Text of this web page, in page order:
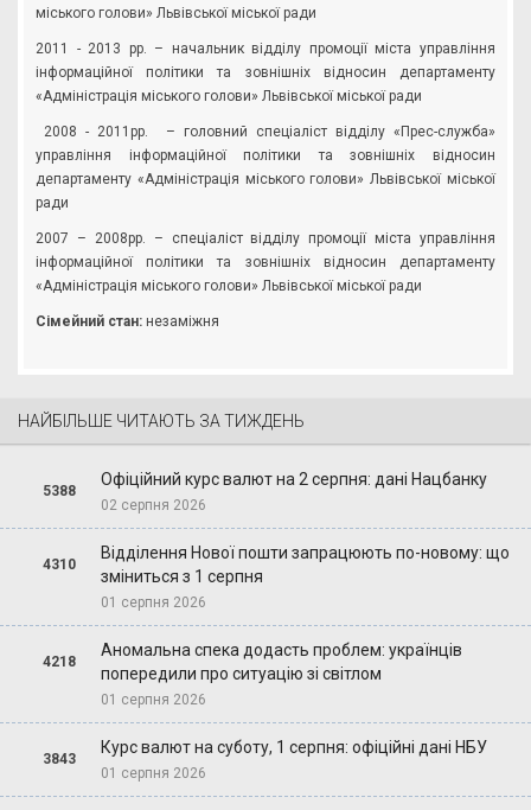
міського голови» Львівської міської ради
2011 - 2013 рр. – начальник відділу промоції міста управління
інформаційної політики та зовнішніх відносин департаменту
«Адміністрація міського голови» Львівської міської ради
2008 - 2011рр. – головний спеціаліст відділу «Прес-служба»
управління інформаційної політики та зовнішніх відносин
департаменту «Адміністрація міського голови» Львівської міської
ради
2007 – 2008рр. – спеціаліст відділу промоції міста управління
інформаційної політики та зовнішніх відносин департаменту
«Адміністрація міського голови» Львівської міської ради
Сімейний стан: незаміжня
НАЙБІЛЬШЕ ЧИТАЮТЬ ЗА ТИЖДЕНЬ
5388
Офіційний курс валют на 2 серпня: дані Нацбанку
02 серпня 2026
4310
Відділення Нової пошти запрацюють по-новому: що
зміниться з 1 серпня
01 серпня 2026
4218
Аномальна спека додасть проблем: українців
попередили про ситуацію зі світлом
01 серпня 2026
3843
Курс валют на суботу, 1 серпня: офіційні дані НБУ
01 серпня 2026